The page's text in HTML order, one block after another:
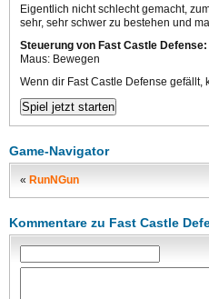
Eigentlich nicht schlecht gemacht,
sehr, sehr schwer zu bestehen und
Steuerung von Fast Castle Defense:
Maus: Bewegen
Wenn dir Fast Castle Defense gefällt,
Game-Navigator
« RunNGun
Kommentare zu Fast Castle